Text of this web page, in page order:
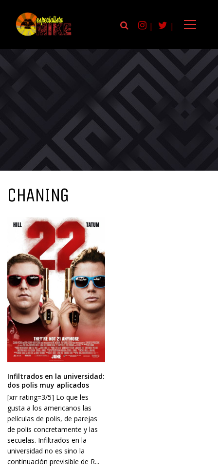
| |
CHANING
Infiltrados en la universidad:
dos polis muy aplicados
[xrr rating=3/5] Lo que les
gusta a los americanos las
películas de polis, de parejas
de polis concretamente y las
secuelas. Infiltrados en la
universidad no es sino la
continuación previsible de R...